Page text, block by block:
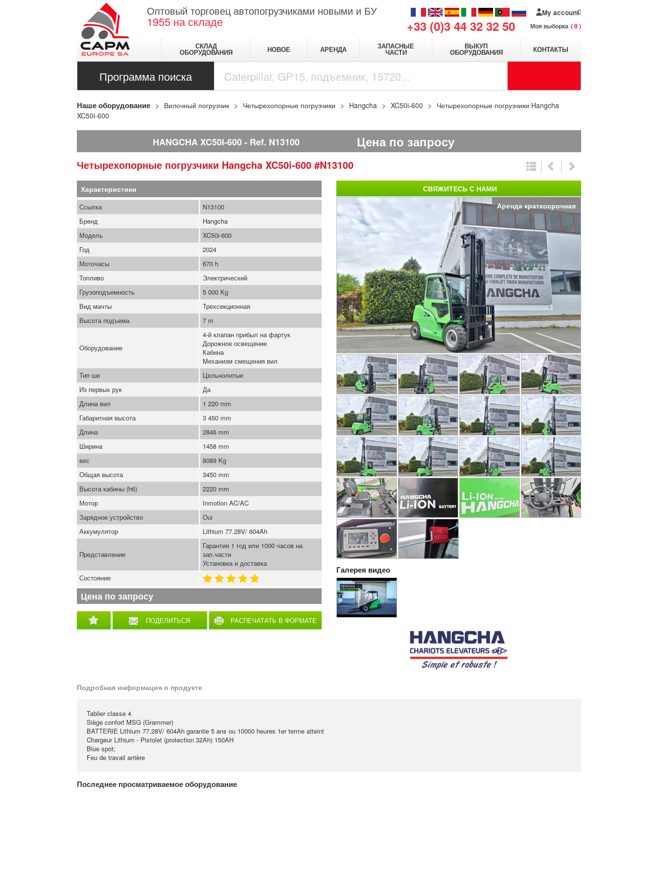
Оптовый торговец автопогрузчиками новыми и БУ
1955 на складе +33 (0)3 44 32 32 50
My account
Моя выборка 0
СКЛАД
ОБОРУДОВАНИЯ НОВОЕ АРЕНДА ЗАПАСНЫЕ
ЧАСТИ
ВЫКУП
ОБОРУДОВАНИЯ КОНТАКТЫ
Программа поиска
Наше оборудование Вилочный погрузчик Четырехопорные погрузчики Hangcha XC50i-600
Четырехопорные погрузчики Hangcha
XC50i-600
HANGCHA XC50I-600 Ref. N13100 Цена по запросу
Четырехопорные погрузчики Hangcha XC50i-600 #N13100
Аренда краткосрочная
Галерея видео
Характеристики
ПОДЕЛИТЬСЯ
РАСПЕЧАТАТЬ В ФОРМАТЕ
Ссылка
N13100
Бренд
Hangcha
Модель
XC50i-600
Год
2024
Моточасы
670 h
Топливо
Электрический
Грузоподъемность
5 000 Kg
Вид мачты
Трехсекционная
Высота подъема
7 m
Оборудование
4-й клапан прибыл на фартук
Дорожное освещение
Кабина
Механизм смещения вил
Тип ши
Цельнолитые
Из первых рук
Да
Длина вил
1 220 mm
Габаритная высота
3 450 mm
Длина
2846 mm
Ширина
1458 mm
вес
8089 Kg
Общая высота
3450 mm
Высота кабины (h6)
2220 mm
Мотор
Inmotion AC/AC
Зарядное устройство
Oui
Аккумулятор
Lithium 77.28V/ 604Ah
Представление
Гарантия 1 год или 1000 часов на
зап.части
Установка и доставка
Состояние
Цена по запросу
Подробная информация о продукте
Tablier classe 4
Siège confort MSG (Grammer)
BATTERIE Lithium 77.28V/ 604Ah garantie 5 ans ou 10000 heures 1er terme atteint
Chargeur Lithium - Pistolet (protection 32Ah) 150AH
Blue spot;
Feu de travail arrière
СВЯЖИТЕСЬ С НАМИ
Последнее просматриваемое оборудование